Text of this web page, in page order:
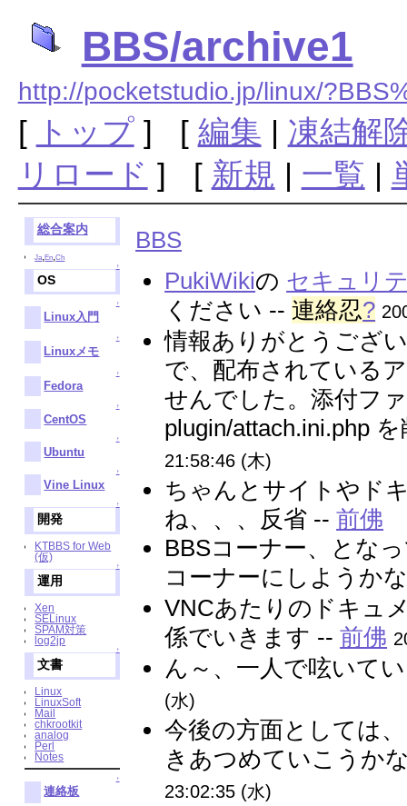
BBS/archive1
http://pocketstudio.jp/linux/
[ トップ] [ 編集 | 凍結解
リロード ] [ 新規 | 一覧 |
総合案内
Ja ,En ,Ch
↑
OS
↑
Linux入門
↑
Linuxメモ
↑
Fedora
↑
CentOS
↑
Ubuntu
↑
Vine Linux
↑
開発
KTBBS for Web
(仮)
↑
運用
Xen
SELinux
SPAM対策
log2jp
↑
文書
Linux
LinuxSoft
Mail
chkrootkit
analog
Perl
Notes
↑
連絡板
BBS
PukiWikiの セキュリ
ください --連絡忍?
情報ありがとうござ
で、配布されている
せんでした。添付フ
plugin/attach.ini.php
21:58:46 (木)
ちゃんとサイトやド
ね、、、反省 --前佛
BBSコーナー、とな
コーナーにしよう
VNCあたりのドキュ
係でいきます --前佛
ん～、一人で呟いて
(水)
今後の方面としては
きあつめていこうか
23:02:35 (水)